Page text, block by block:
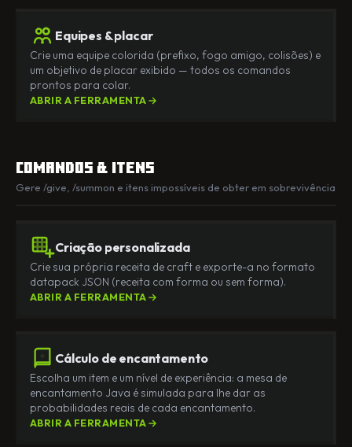
Equipes & placar
Crie uma equipe colorida (prefixo, fogo amigo, colisões) e
um objetivo de placar exibido — todos os comandos
prontos para colar.
ABRIR A FERRAMENTA
Comandos & itens
Gere /give, /summon e itens impossíveis de obter em sobrevivência
Criação personalizada
Crie sua própria receita de craft e exporte-a no formato
datapack JSON (receita com forma ou sem forma).
ABRIR A FERRAMENTA
Cálculo de encantamento
Escolha um item e um nível de experiência: a mesa de
encantamento Java é simulada para lhe dar as
probabilidades reais de cada encantamento.
ABRIR A FERRAMENTA